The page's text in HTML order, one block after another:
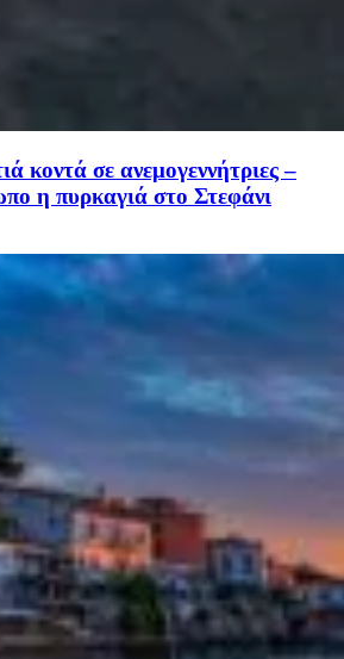
κοντά σε ανεμογεννήτριες –
η πυρκαγιά στο Στεφάνι